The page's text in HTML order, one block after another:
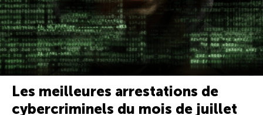
Les meilleures arrestations de
cybercriminels du mois de juillet